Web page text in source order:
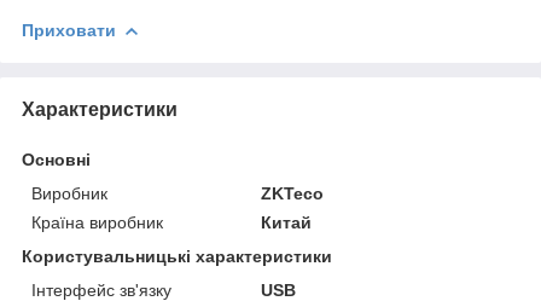
Приховати
Характеристики
Основні
Виробник
ZKTeco
Країна виробник
Китай
Користувальницькі характеристики
Інтерфейс зв'язку
USB